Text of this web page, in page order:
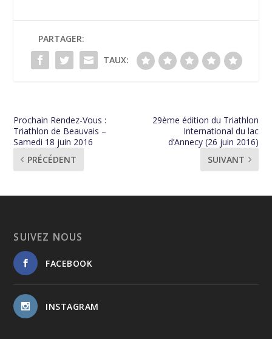
PARTAGER:
TAUX:
Prochain Rendez-Vous :
Triathlon de Beauvais –
Samedi 18 juin 2016
PRÉCÉDENT
29ème édition du Triathlon
International du lac
d’Annecy (26 juin 2016)
SUIVANT
SUIVEZ NOUS
FACEBOOK
INSTAGRAM